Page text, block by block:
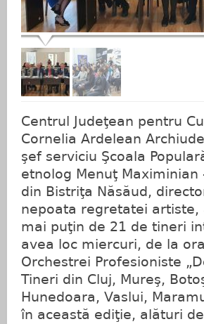
Centrul Judeţean pentru
Cornelia Ardelean
şef serviciu Şcoala
etnolog Menuţ
din Bistriţa Năsăud,
nepoata regretatei
mai puţin de 21 de tineri
avea loc miercuri, de la
Orchestrei Profesioniste
Tineri din Cluj, Mureş,
Hunedoara, Vaslui,
în această ediţie, alături